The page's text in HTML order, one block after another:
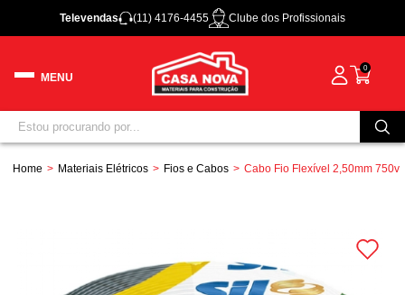
Televendas (11) 4176-4455 Clube dos Profissionais
0
Home Materiais Elétricos Fios e Cabos Cabo Fio Flexível 2,50mm 750v